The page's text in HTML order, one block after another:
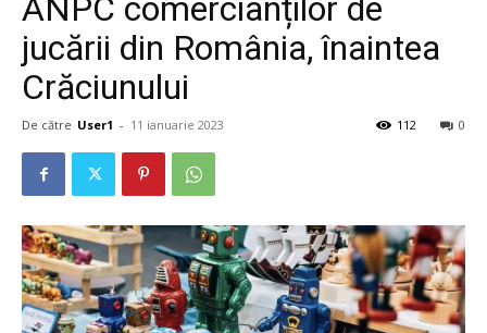
ANPC comercianților de
jucării din România, înaintea
Crăciunului
De către User1 - 11 ianuarie 2023 0
112